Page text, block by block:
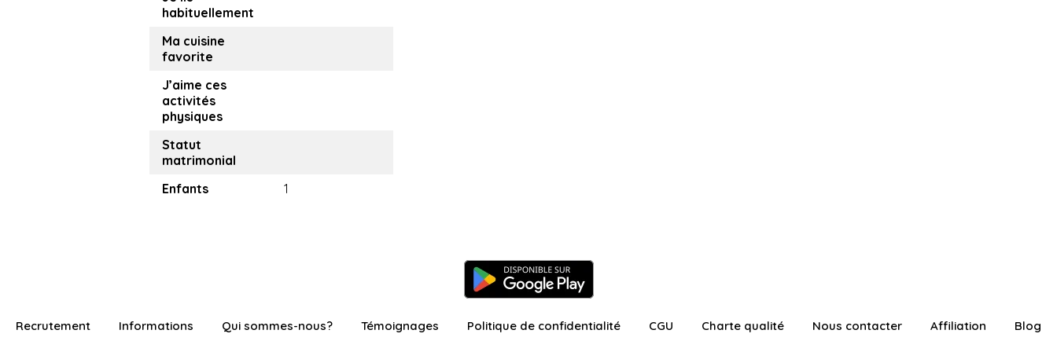
habituellement
Ma cuisine
favorite
J’aime ces
activités
physiques
Statut
matrimonial
Enfants
1
Recrutement Informations Qui sommes-nous? Témoignages Politique de confidentialité CGU Charte qualité Nous contacter Affiliation Blog